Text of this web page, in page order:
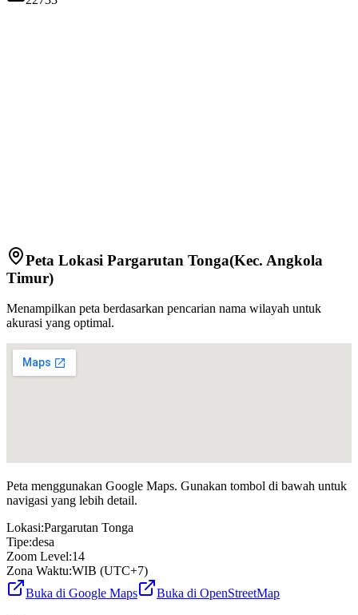
Peta Lokasi Pargarutan Tonga(Kec. Angkola
Timur)
Menampilkan peta berdasarkan pencarian nama wilayah untuk
akurasi yang optimal.
Peta menggunakan Google Maps. Gunakan tombol di bawah untuk
navigasi yang lebih detail.
Lokasi:Pargarutan Tonga
Tipe:desa
Zoom Level:14
Zona Waktu:WIB (UTC+7)
Buka di Google Maps
Buka di OpenStreetMap